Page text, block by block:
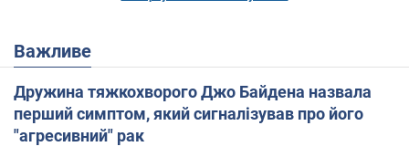
Важливе
Дружина тяжкохворого Джо Байдена назвала
перший симптом, який сигналізував про його
"агресивний" рак